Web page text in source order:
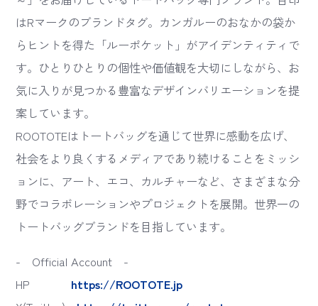
はRマークのブランドタグ。カンガルーのおなかの袋か
らヒントを得た「ルーポケット」がアイデンティティで
す。ひとりひとりの個性や価値観を大切にしながら、お
気に入りが見つかる豊富なデザインバリエーションを提
案しています。
ROOTOTEはトートバッグを通じて世界に感動を広げ、
社会をより良くするメディアであり続けることをミッシ
ョンに、アート、エコ、カルチャーなど、さまざまな分
野でコラボレーションやプロジェクトを展開。世界一の
トートバッグブランドを目指しています。
- Official Account -
HP https://ROOTOTE.jp